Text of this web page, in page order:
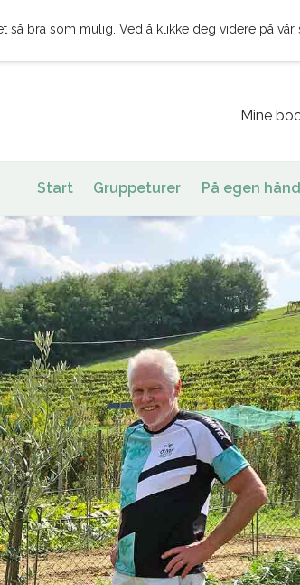
Mine
Start Gruppeturer På egen
bra som mulig. Ved å klikke deg videre på vår